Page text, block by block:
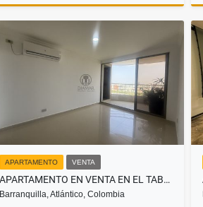
$1.500.000.000
APARTAMENTO VENTA
APARTAMENTO EN VENTA EN EL TABOR
Barranquilla, Atlántico, Colombia